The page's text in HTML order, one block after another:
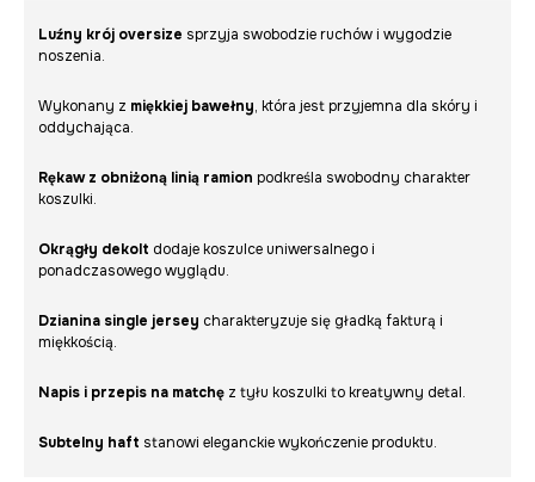
Luźny krój oversize sprzyja swobodzie ruchów i wygodzie
noszenia.
Wykonany z miękkiej bawełny, która jest przyjemna dla skóry i
oddychająca.
Rękaw z obniżoną linią ramion podkreśla swobodny charakter
koszulki.
Okrągły dekolt dodaje koszulce uniwersalnego i
ponadczasowego wyglądu.
Dzianina single jersey charakteryzuje się gładką fakturą i
miękkością.
Napis i przepis na matchę z tyłu koszulki to kreatywny detal.
Subtelny haft stanowi eleganckie wykończenie produktu.